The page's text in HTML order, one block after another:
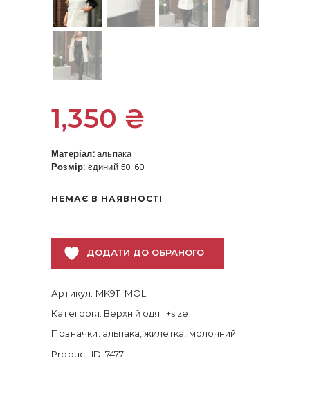
1,350 ₴
Матеріал:альпака
Розмір: єдиний 50-60
НЕМАЄ В НАЯВНОСТІ
ДОДАТИ ДО ОБРАНОГО
Артикул: MK911-MOL
Категорія: Верхній одяг +size
Позначки: альпака,жилетка, молочний
Product ID:7477